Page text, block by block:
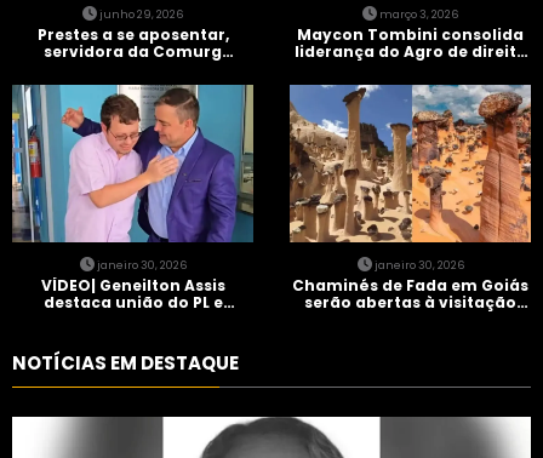
junho 29, 2026
Prestes a se aposentar,
servidora da Comurg
entra em protocolo de
morte encefálica
março 3, 2026
Maycon Tombini consolida
liderança do Agro de direita
Brasil” em Goiânia
janeiro 30, 2026
VÍDEO| Geneilton Assis
destaca união do PL e
janeiro 30, 2026
Chaminés de Fada em Goiás
serão abertas à visitação
NOTÍCIAS EM DESTAQUE